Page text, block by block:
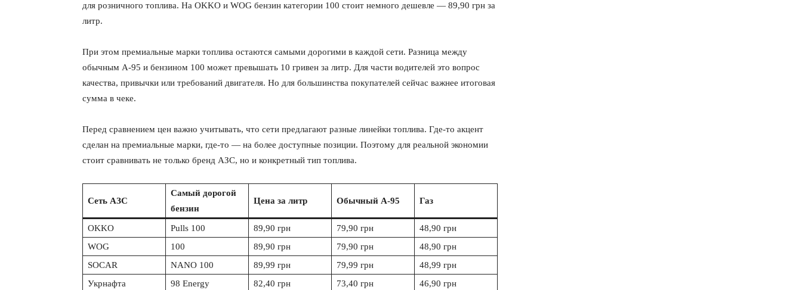
КавПолит
О нас
Отказ от ответственности
Подписка
Контакты
для розничного топлива. На OKKO и WOG бензин категории 100 стоит немного дешевле — 89,90 грн за
литр.
При этом премиальные марки топлива остаются самыми дорогими в каждой сети. Разница между
обычным А-95 и бензином 100 может превышать 10 гривен за литр. Для части водителей это вопрос
качества, привычки или требований двигателя. Но для большинства покупателей сейчас важнее итоговая
сумма в чеке.
Перед сравнением цен важно учитывать, что сети предлагают разные линейки топлива. Где-то акцент
сделан на премиальные марки, где-то — на более доступные позиции. Поэтому для реальной экономии
стоит сравнивать не только бренд АЗС, но и конкретный тип топлива.
Сеть АЗС
Самый дорогой
бензин
Цена за литр Обычный А-95 Газ
OKKO Pulls 100 89,90 грн 79,90 грн
48,90 грн
WOG
100 89,90 грн 79,90 грн
48,90 грн
SOCAR
NANO 100 89,99 грн 79,99 грн
48,99 грн
Укрнафта
98 Energy 82,40 грн 73,40 грн 46,90 грн